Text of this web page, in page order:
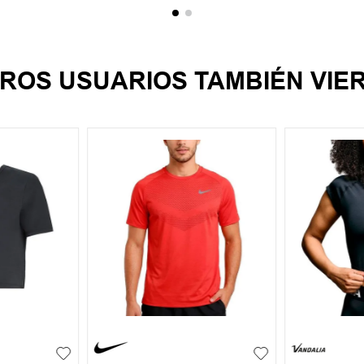
USUARIOS TAMBIÉN
L
M XL M